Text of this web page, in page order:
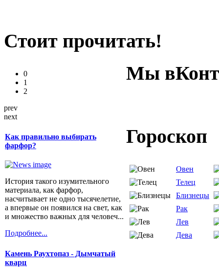
Стоит прочитать!
0
1
2
prev
next
Как правильно выбирать
фарфор?
История такого изумительного
материала, как фарфор,
насчитывает не одно тысячелетие,
а впервые он появился на свет, как
и множество важных для человеч...
Подробнее...
Камень Раухтопаз - Дымчатый
кварц
Мы
Гороскоп
Овен
Телец
Близнецы
Рак
Лев
Дева